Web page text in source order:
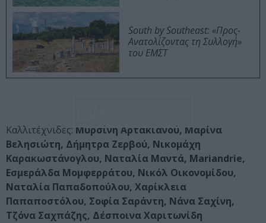
South by Southeast: «Προς-
Ανατολίζοντας τη Συλλογή»
του ΕΜΣΤ
Καλλιτέχνιδες: Μυρσίνη Αρτακιανού, Μαρίνα
Βελησιώτη, Δήμητρα Ζερβού, Νικομάχη
Καρακωστάνογλου, Ναταλία Μαντά, Mariandrie,
Εσμεράλδα Μομφερράτου, Νικόλ Οικονομίδου,
Ναταλία Παπαδοπούλου, Χαρίκλεια
Παπαποστόλου, Σοφία Σαράντη, Νάνα Σαχίνη,
Τζόνα Σαχπάζης, Δέσποινα Χαριτωνίδη